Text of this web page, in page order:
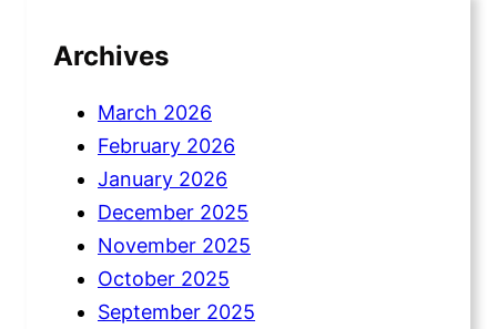
Archives
March 2026
February 2026
January 2026
December 2025
November 2025
October 2025
September 2025